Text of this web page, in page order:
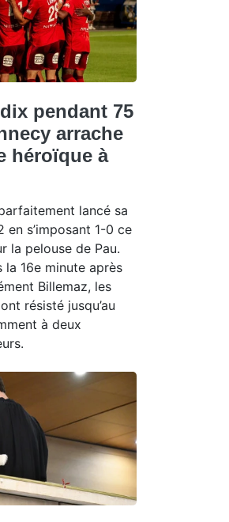
pendant 75
arrache
héroïque à
lancé sa
en s’imposant 1-0 ce
la pelouse de Pau.
la 16e minute après
Billemaz, les
résisté jusqu’au
à deux